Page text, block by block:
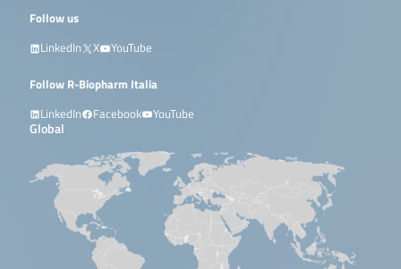
Follow us
LinkedIn
X YouTube
Follow R-Biopharm Italia
LinkedIn
Facebook YouTube
Global